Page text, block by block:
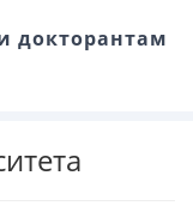
докторантам